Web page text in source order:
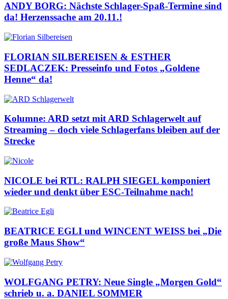
ANDY BORG: Nächste Schlager-Spaß-Termine sind
da! Herzenssache am 20.11.!
FLORIAN SILBEREISEN & ESTHER
SEDLACZEK: Presseinfo und Fotos „Goldene
Henne“ da!
Kolumne: ARD setzt mit ARD Schlagerwelt auf
Streaming – doch viele Schlagerfans bleiben auf der
Strecke
NICOLE bei RTL: RALPH SIEGEL komponiert
wieder und denkt über ESC-Teilnahme nach!
BEATRICE EGLI und WINCENT WEISS bei „Die
große Maus Show“
WOLFGANG PETRY: Neue Single „Morgen Gold“
schrieb u. a. DANIEL SOMMER